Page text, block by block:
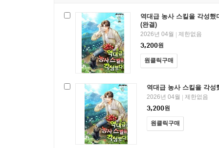
역대급 농사 스킬을 각성했
(완결)
2026년 04월
제한없음
3,200원
원클릭구매
역대급 농사 스킬을 각성
2026년 04월
제한없음
3,200원
원클릭구매